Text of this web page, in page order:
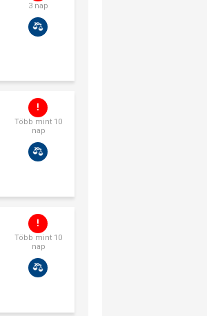
3 nap
Több mint 10
nap
Több mint 10
nap